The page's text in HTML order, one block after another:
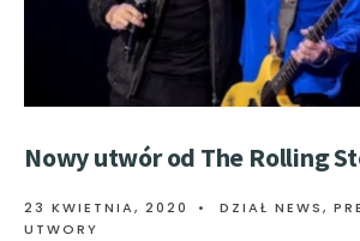
Nowy utwór od The Rolling
23 KWIETNIA, 2020 • DZIAŁ NEWS,
UTWORY